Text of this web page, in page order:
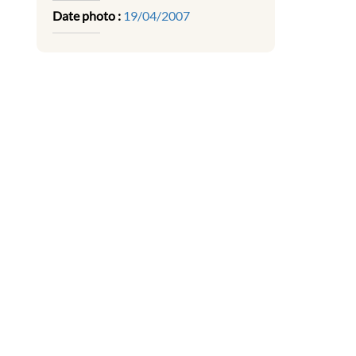
Date photo : 19/04/2007